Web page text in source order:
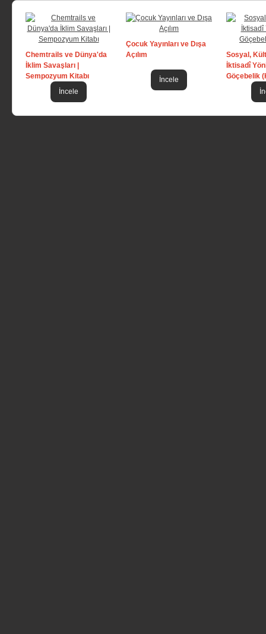
Chemtrails ve Dünya'da
İklim Savaşları |
Sempozyum Kitabı
İncele
Çocuk Yayınları ve Dışa
Açılım
İncele
Sosyal,
İktisadî
Göçebelik